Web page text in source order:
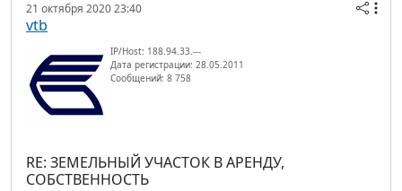
21 октября 2020 23:40
vtb
IP/Host: 188.94.33.---
Дата регистрации: 28.05.2011
Сообщений: 8 758
RE: ЗЕМЕЛЬНЫЙ УЧАСТОК В АРЕНДУ,
СОБСТВЕННОСТЬ